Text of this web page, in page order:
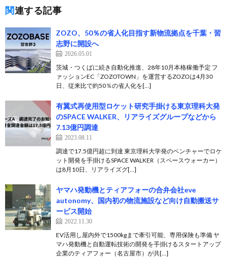
関連する記事
ZOZO、50％の省人化目指す新物流拠点を千葉・習
志野に開設へ
2026.05.01
茨城・つくばに続き自動化推進、28年10月本格稼働予定 フ
ァッションEC「ZOZOTOWN」を運営するZOZOは4月30
日、従来比で約50％の省人化を[…]
有翼式再使用型ロケット研究手掛ける東京理科大発
のSPACE WALKER、リアライズグループなどから
7.13億円調達
2023.08.11
調達で17.5億円超に到達 東京理科大学発のベンチャーでロケ
ット開発を手掛けるSPACE WALKER（スペースウォーカー）
は8月10日、リアライズグ[…]
ヤマハ発動機とティアフォーの合弁会社eve
autonomy、国内初の物流施設など向け自動搬送サ
ービス開始
2022.11.30
EV活用し屋内外で1500kgまで牽引可能、専用保険も準備 ヤ
マハ発動機と自動運転技術の開発を手掛けるスタートアップ
企業のティアフォー（名古屋市）が共[…]